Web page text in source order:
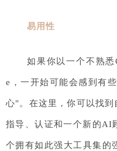
易用性
如果你以一个不熟
e，一开始可能会感到有
心"。在这里，你可以找
指导、认证和一个新的AI
个拥有如此强大工具集的